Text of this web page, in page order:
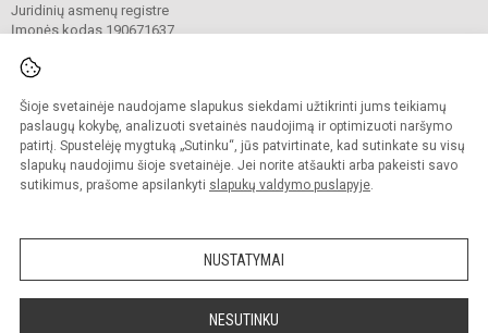
Šioje svetainėje naudojame slapukus siekdami užtikrinti jums teikiamų
paslaugų kokybę, analizuoti svetainės naudojimą ir optimizuoti naršymo
patirtį. Spustelėję mygtuką „Sutinku“, jūs patvirtinate, kad sutinkate su visų
slapukų naudojimu šioje svetainėje. Jei norite atšaukti arba pakeisti savo
sutikimus, prašome apsilankyti slapukų valdymo puslapyje.
NUSTATYMAI
NESUTINKU
Juridinių asmenų registre
Įmonės kodas 190671637
© 2022. Radviliškio Gražinos pagrindinė mokykla. Visos teisės saugomos.
Kopijuoti turinį be raštiško įstaigos administracijos sutikimo griežtai draudžiama.
Prieinamumo paraiška Slapukų valdymas
Sumanus būdas atnaujinti